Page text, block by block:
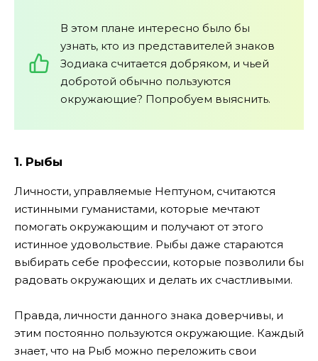
В этом плане интересно было бы
узнать, кто из представителей знаков
Зодиака считается добряком, и чьей
добротой обычно пользуются
окружающие? Попробуем выяснить.
1. Рыбы
Личности, управляемые Нептуном, считаются
истинными гуманистами, которые мечтают
помогать окружающим и получают от этого
истинное удовольствие. Рыбы даже стараются
выбирать себе профессии, которые позволили бы
радовать окружающих и делать их счастливыми.
Правда, личности данного знака доверчивы, и
этим постоянно пользуются окружающие. Каждый
знает, что на Рыб можно переложить свои